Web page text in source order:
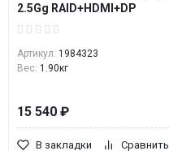
2.5Gg RAID+HDMI+DP
Артикул: 1984323
Вес: 1.90кг
15 540 ₽
В закладки Сравнить